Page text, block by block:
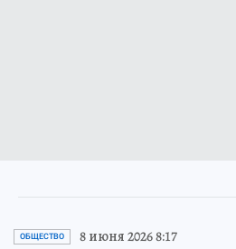
ОБЩЕСТВО 8 июня 2026 8:17